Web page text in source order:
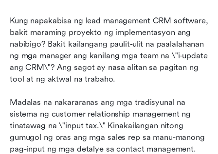
Kung napakabisa ng lead management CRM software,
bakit maraming proyekto ng implementasyon ang
nabibigo? Bakit kailangang paulit-ulit na paalalahanan
ng mga manager ang kanilang mga team na \"i-update
ang CRM\"? Ang sagot ay nasa alitan sa pagitan ng
tool at ng aktwal na trabaho.
Madalas na nakararanas ang mga tradisyunal na
sistema ng customer relationship management ng
tinatawag na \"input tax.\" Kinakailangan nitong
gumugol ng oras ang mga sales rep sa manu-manong
pag-input ng mga detalye sa contact management.